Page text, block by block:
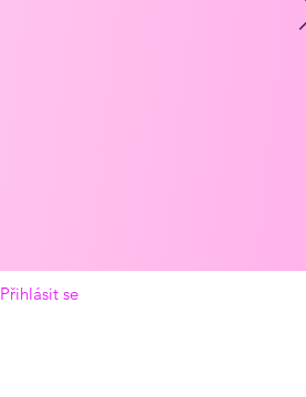
Přihlásit se